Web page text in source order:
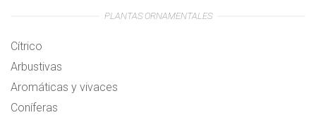
PLANTAS ORNAMENTALES
Cítrico
Arbustivas
Aromáticas y vivaces
Coníferas